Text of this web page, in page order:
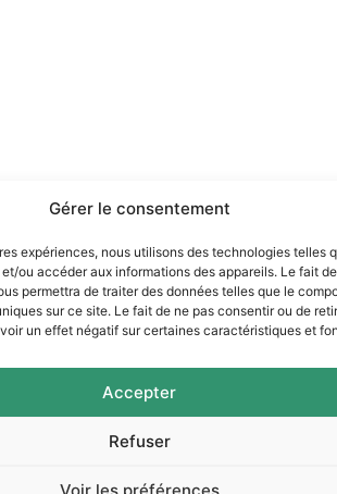
Gérer le consentement
expériences, nous utilisons des technologies telles
ou accéder aux informations des appareils. Le fait
permettra de traiter des données telles que le
sur ce site. Le fait de ne pas consentir ou de
un effet négatif sur certaines caractéristiques et
Accepter
Refuser
Voir les préférences